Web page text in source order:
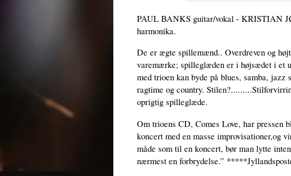
PAUL BANKS guitar/vokal - KRISTIAN
harmonika.
De er ægte spillemænd.. Overdreven og
varemærke; spilleglæden er i højsædet i et
med trioen kan byde på blues, samba,
ragtime og country.
oprigtig spilleglæde.
Om trioens CD, Comes Love, har pressen
koncert med en masse improvisationer,og
måde som til en koncert, bør man lytte
nærmest en forbrydelse.”